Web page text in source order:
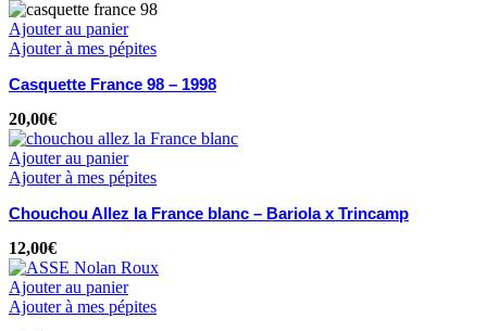
Ajouter au panier
Ajouter à mes pépites
Casquette France 98 – 1998
20,00€
Ajouter au panier
Ajouter à mes pépites
Chouchou Allez la France blanc – Bariola x Trincamp
12,00€
Ajouter au panier
Ajouter à mes pépites